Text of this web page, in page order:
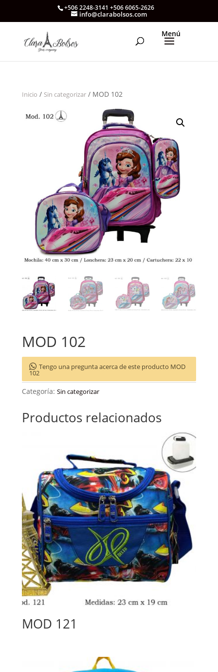
+506 2248-3141 +506 6065-2626
info@clarabolsos.com
Inicio / Sin categorizar/ MOD 102
MOD 102
Tengo una pregunta acerca de este producto MOD
102
Categoría: Sin categorizar
Productos relacionados
MOD 121